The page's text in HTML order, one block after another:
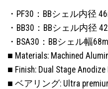
・PF30：BBシェル内径
・BB30：BBシェル内径
・BSA30：BBシェル幅
■ Materials: Machined
■ Finish: Dual Stage Anodize
■ ベアリング: Ultra